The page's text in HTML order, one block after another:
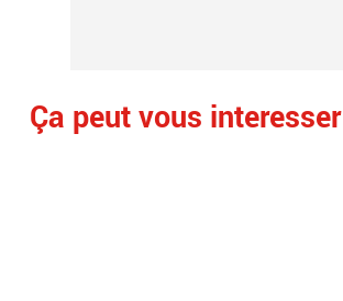
Ça peut vous interesser